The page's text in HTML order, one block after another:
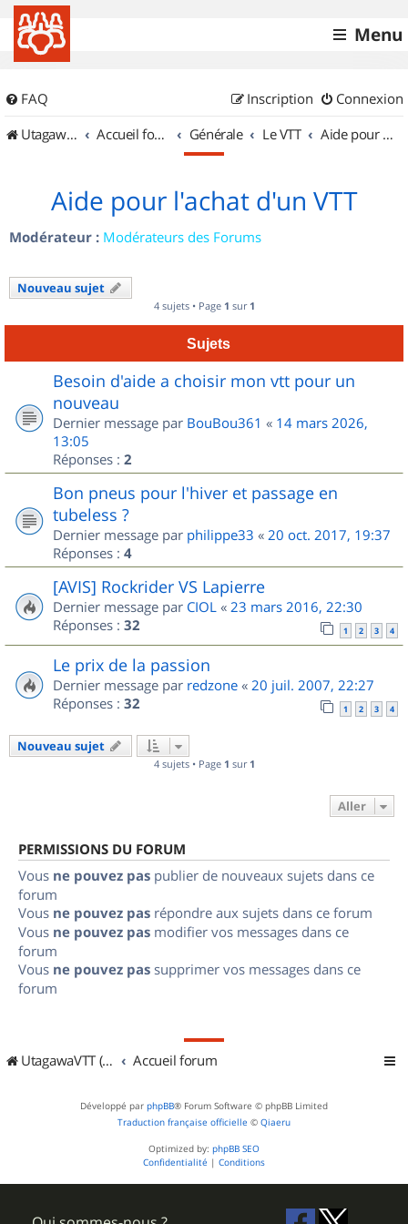
Menu
FAQ Connexion
Inscription
UtagawaVTT (Randos VTT et VTTAE avec traces GPS)
Accueil forum Générale Le VTT Aide pour l'achat d'un VTT
Aide pour l'achat d'un VTT
Modérateur : Modérateurs des Forums
Nouveau sujet
4 sujets • Page 1 sur 1
Sujets
Besoin d'aide a choisir mon vtt pour un
nouveau
Dernier message par BouBou361 « 14 mars 2026,
13:05
Réponses : 2
Bon pneus pour l'hiver et passage en
tubeless ?
Dernier message par philippe33 « 20 oct. 2017, 19:37
Réponses : 4
[AVIS] Rockrider VS Lapierre
Dernier message par CIOL « 23 mars 2016, 22:30
Réponses : 32 1 2 3 4
Le prix de la passion
Dernier message par redzone « 20 juil. 2007, 22:27
Réponses : 32 1 2 3 4
Nouveau sujet
4 sujets • Page 1 sur 1
Aller
PERMISSIONS DU FORUM
Vous ne pouvez pas publier de nouveaux sujets dans ce
forum
Vous ne pouvez pas répondre aux sujets dans ce forum
Vous ne pouvez pas modifier vos messages dans ce
forum
Vous ne pouvez pas supprimer vos messages dans ce
forum
UtagawaVTT (Randos VTT et VTTAE avec traces GPS) Accueil forum
Développé par phpBB® Forum Software © phpBB Limited
Traduction française officielle © Qiaeru
Optimized by: phpBB SEO
Confidentialité | Conditions